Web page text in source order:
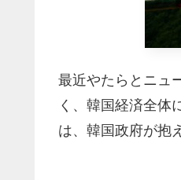
最近やたらとニュ
く、韓国経済全体
は、韓国政府が抱